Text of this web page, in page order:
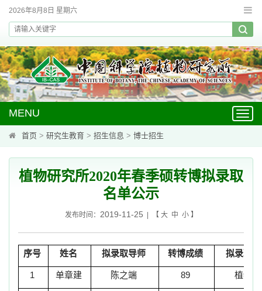
2026年8月8日 星期六
MENU
首页 > 研究生教育 > 招生信息 > 博士招生
植物研究所2020年春季硕转博拟录取
名单公示
发布时间： 2019-11-25 | 【 大 中 小】
序号 姓名 拟录取导师 转博成绩 拟录取
1 单章建 陈之端 89 植物学